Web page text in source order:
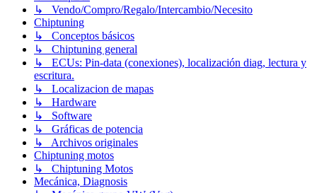
↳ Vendo/Compro/Regalo/Intercambio/Necesito
Chiptuning
↳ Conceptos básicos
↳ Chiptuning general
↳ ECUs: Pin-data (conexiones), localización diag, lectura y
escritura.
↳ Localizacion de mapas
↳ Hardware
↳ Software
↳ Gráficas de potencia
↳ Archivos originales
Chiptuning motos
↳ Chiptuning Motos
Mecánica, Diagnosis